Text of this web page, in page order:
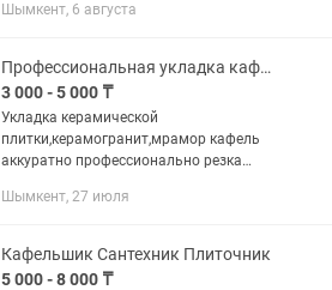
Шымкент, 6 августа
Профессиональная укладка кафель,керамогранит,мрамор
3 000 - 5 000 ₸
Укладка керамической
плитки,керамогранит,мрамор кафель
аккуратно профессионально резка
и.т.д гарантия качества +установка
смесители...
Шымкент, 27 июля
Кафельшик Сантехник Плиточник
5 000 - 8 000 ₸